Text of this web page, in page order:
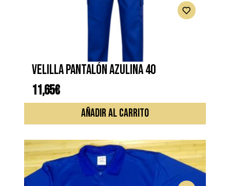
VELILLA PANTALÓN AZULINA 40
11,65€
AÑADIR AL CARRITO